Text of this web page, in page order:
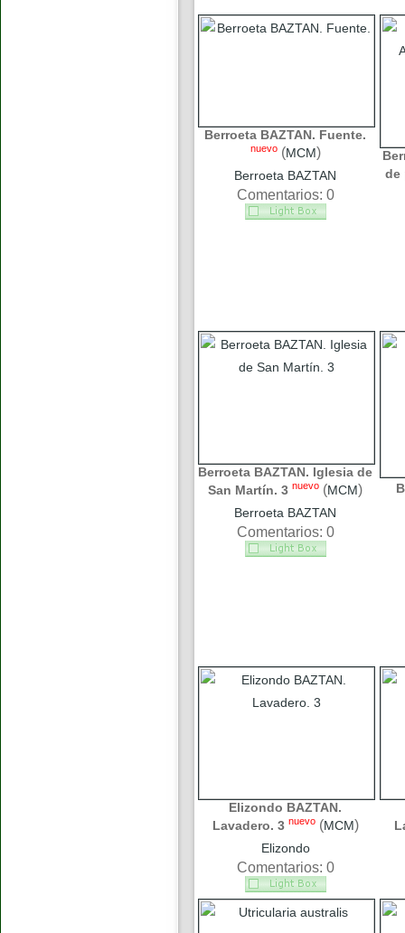
Berroeta BAZTAN. Fuente.
nuevo (MCM)
Berroeta BAZTAN
Comentarios: 0
de
Berroeta BAZTAN. Iglesia de
San Martín. 3 nuevo (MCM)
Berroeta BAZTAN
Comentarios: 0
Elizondo BAZTAN.
Lavadero. 3 nuevo (MCM)
Elizondo
Comentarios: 0